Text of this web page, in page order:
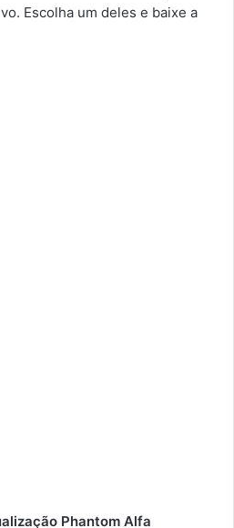
Escolha um deles e baixe a
Phantom Alfa